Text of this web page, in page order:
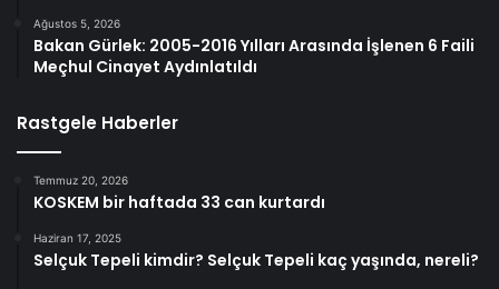
Ağustos 5, 2026
Bakan Gürlek: 2005-2016 Yılları Arasında İşlenen 6 Faili
Meçhul Cinayet Aydınlatıldı
Rastgele Haberler
Temmuz 20, 2026
KOSKEM bir haftada 33 can kurtardı
Haziran 17, 2025
Selçuk Tepeli kimdir? Selçuk Tepeli kaç yaşında, nereli?